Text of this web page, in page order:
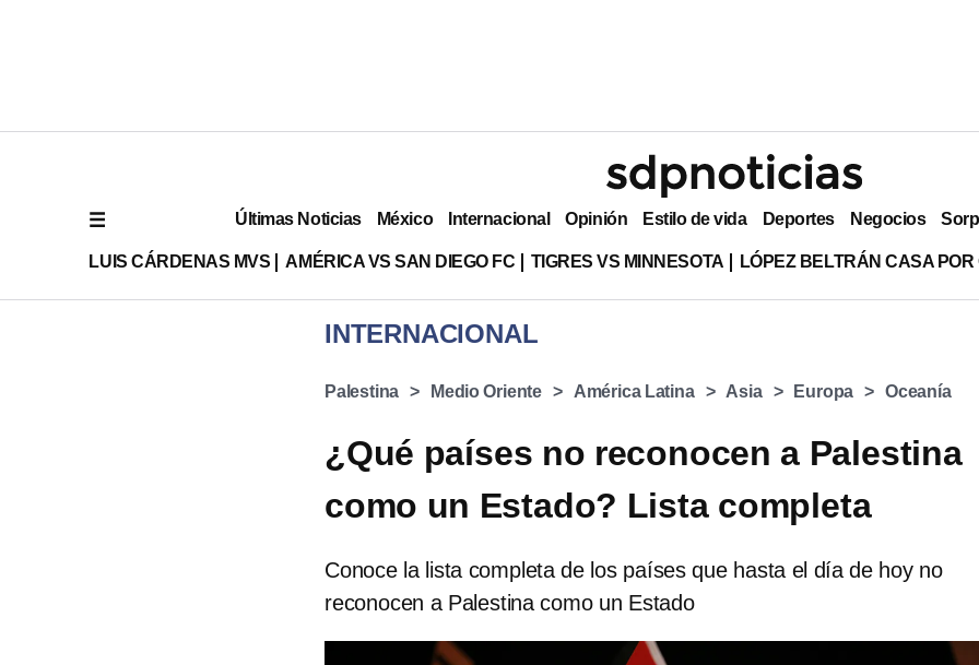
Últimas Noticias México Internacional Opinión Estilo de vida Deportes Negocios
LUIS CÁRDENAS MVS AMÉRICA VS SAN DIEGO FC TIGRES VS MINNESOTA LÓPEZ BELTRÁN CASA
INTERNACIONAL
Palestina Medio Oriente América Latina Asia Europa Oceanía
¿Qué países no reconocen a Palestina
como un Estado? Lista completa
Conoce la lista completa de los países que hasta el día de hoy no
reconocen a Palestina como un Estado